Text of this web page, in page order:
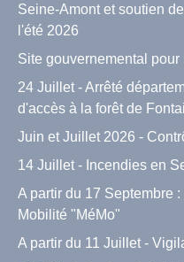
Seine-Amont et soutien
l'été 2026
Site gouvernemental
24 Juillet - Arrêté
d'accès à la forêt de
Juin et Juillet 2026 -
14 Juillet - Incendies en
A partir du 17 Septembre
Mobilité "MéMo"
A partir du 11 Juillet -